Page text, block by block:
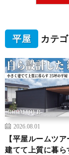
平屋 カテ
2026.08.01
【平屋ルームツ
建てて上質に暮